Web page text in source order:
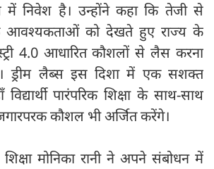
निवेश है। उन्होंने कहा कि तेजी से
आवश्यकताओं को देखते हुए राज्य के
4.0 आधारित कौशलों से लैस करना
ड्रीम लैब्स इस दिशा में एक सशक्त
पारंपरिक शिक्षा के साथ-साथ
कौशल भी अर्जित करेंगे।
मोनिका रानी ने अपने संबोधन में